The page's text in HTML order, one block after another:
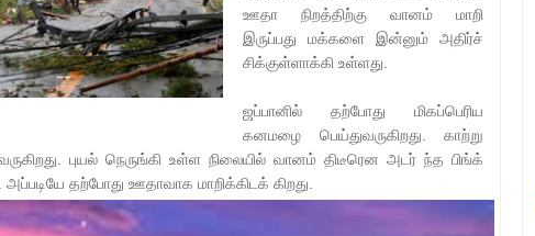
ஊதா நிறத்திற்கு வானம் மாறி
இருப்பது மக்களை இன்னும் அதிர்ச்
சிக்குள்ளாக்கி உள்ளது.
ஜப்பானில் தற்போது மிகப்பெரிய
கனமழை பெய்துவருகிறது. காற்று
புயல் நெருங்கி உள்ள நிலையில் வானம் திடீரென அடர் ந்த பிங்க்
அப்படியே தற்போது ஊதாவாக மாறிக்கிடக் கிறது.